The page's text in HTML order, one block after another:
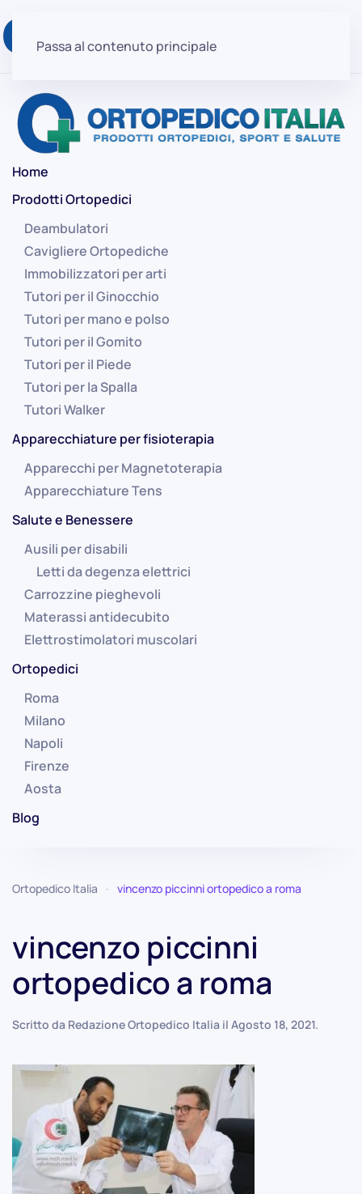
Passa al contenuto principale
Home
Prodotti Ortopedici
Deambulatori
Cavigliere Ortopediche
Immobilizzatori per arti
Tutori per il Ginocchio
Tutori per mano e polso
Tutori per il Gomito
Tutori per il Piede
Tutori per la Spalla
Tutori Walker
Apparecchiature per fisioterapia
Apparecchi per Magnetoterapia
Apparecchiature Tens
Salute e Benessere
Ausili per disabili
Letti da degenza elettrici
Carrozzine pieghevoli
Materassi antidecubito
Elettrostimolatori muscolari
Ortopedici
Roma
Milano
Napoli
Firenze
Aosta
Blog
Ortopedico Italia vincenzo piccinni ortopedico a roma
vincenzo piccinni
ortopedico a roma
Scritto da Redazione Ortopedico Italia il Agosto 18, 2021.